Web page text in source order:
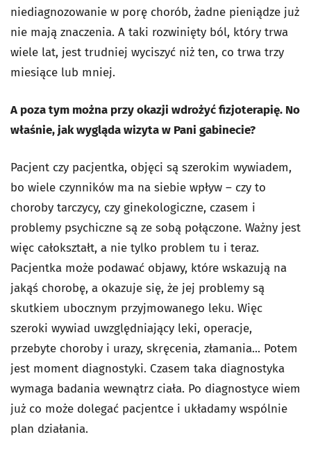
niediagnozowanie w porę chorób, żadne pieniądze już
nie mają znaczenia. A taki rozwinięty ból, który trwa
wiele lat, jest trudniej wyciszyć niż ten, co trwa trzy
miesiące lub mniej.
A poza tym można przy okazji wdrożyć fizjoterapię. No
właśnie, jak wygląda wizyta w Pani gabinecie?
Pacjent czy pacjentka, objęci są szerokim wywiadem,
bo wiele czynników ma na siebie wpływ – czy to
choroby tarczycy, czy ginekologiczne, czasem i
problemy psychiczne są ze sobą połączone. Ważny jest
więc całokształt, a nie tylko problem tu i teraz.
Pacjentka może podawać objawy, które wskazują na
jakąś chorobę, a okazuje się, że jej problemy są
skutkiem ubocznym przyjmowanego leku. Więc
szeroki wywiad uwzględniający leki, operacje,
przebyte choroby i urazy, skręcenia, złamania... Potem
jest moment diagnostyki. Czasem taka diagnostyka
wymaga badania wewnątrz ciała. Po diagnostyce wiem
już co może dolegać pacjentce i układamy wspólnie
plan działania.